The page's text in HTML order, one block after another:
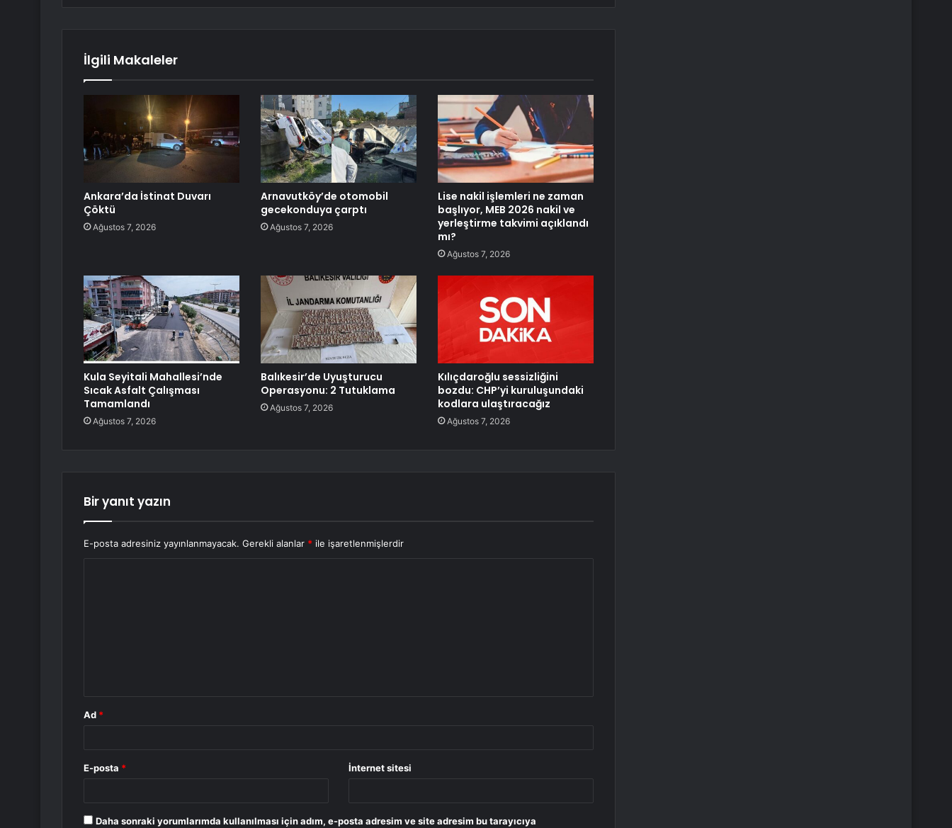
İlgili Makaleler
Ankara’da İstinat Duvarı
Çöktü
Ağustos 7, 2026
Arnavutköy’de otomobil
gecekonduya çarptı
Ağustos 7, 2026
Lise nakil işlemleri ne zaman
başlıyor, MEB 2026 nakil ve
yerleştirme takvimi açıklandı
mı?
Ağustos 7, 2026
Kula Seyitali Mahallesi’nde
Sıcak Asfalt Çalışması
Tamamlandı
Ağustos 7, 2026
Balıkesir’de Uyuşturucu
Operasyonu: 2 Tutuklama
Ağustos 7, 2026
Kılıçdaroğlu sessizliğini
bozdu: CHP’yi kuruluşundaki
kodlara ulaştıracağız
Ağustos 7, 2026
Bir yanıt yazın
E-posta adresiniz yayınlanmayacak. Gerekli alanlar * ile işaretlenmişlerdir
Ad *
E-posta * İnternet sitesi
Daha sonraki yorumlarımda kullanılması için adım, e-posta adresim ve site adresim bu tarayıcıya